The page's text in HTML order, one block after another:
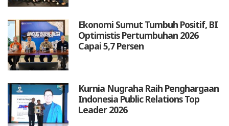
Ekonomi Sumut Tumbuh Positif, BI
Optimistis Pertumbuhan 2026
Capai 5,7 Persen
Kurnia Nugraha Raih Penghargaan
Indonesia Public Relations Top
Leader 2026